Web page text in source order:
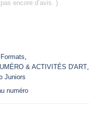
encore d’avis. )
,
& ACTIVITÉS D'ART,
Juniors
numéro